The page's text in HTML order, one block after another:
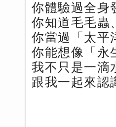
你體驗過全身
你知道毛毛蟲
你當過「太平
你能想像「永
我不只是一滴
跟我一起來認